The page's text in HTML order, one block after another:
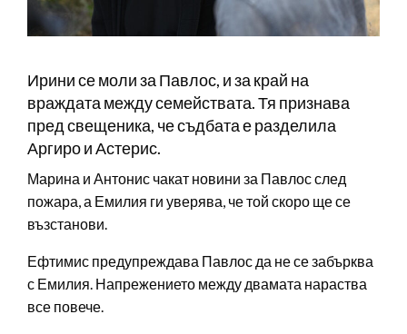
Ирини се моли за Павлос, и за край на
враждата между семействата. Тя признава
пред свещеника, че съдбата е разделила
Аргиро и Астерис.
Марина и Антонис чакат новини за Павлос след
пожара, а Емилия ги уверява, че той скоро ще се
възстанови.
Ефтимис предупреждава Павлос да не се забърква
с Емилия. Напрежението между двамата нараства
все повече.